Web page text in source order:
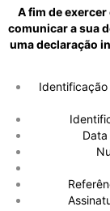
A fim de
comunicar a sua
uma declaração